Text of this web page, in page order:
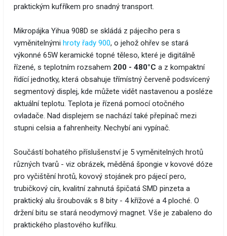
praktickým kufříkem pro snadný transport.
Mikropájka Yihua 908D se skládá z pájecího pera s
vyměnitelnými hroty řady 900, o jehož ohřev se stará
výkonné 65W keramické topné těleso, které je digitálně
řízené, s teplotním rozsahem 200 - 480°C a z kompaktní
řídící jednotky, která obsahuje třímístný červeně podsvícený
segmentový displej, kde můžete vidět nastavenou a posléze
aktuální teplotu. Teplota je řízená pomocí otočného
ovladače. Nad displejem se nachází také přepínač mezi
stupni celsia a fahrenheity. Nechybí ani vypínač.
Součástí bohatého příslušenství je 5 vyměnitelných hrotů
různých tvarů - viz obrázek, měděná špongie v kovové dóze
pro vyčištění hrotů, kovový stojánek pro pájecí pero,
trubičkový cín, kvalitní zahnutá špičatá SMD pinzeta a
praktický alu šroubovák s 8 bity - 4 křížové a 4 ploché. O
držení bitu se stará neodymový magnet. Vše je zabaleno do
praktického plastového kufříku.